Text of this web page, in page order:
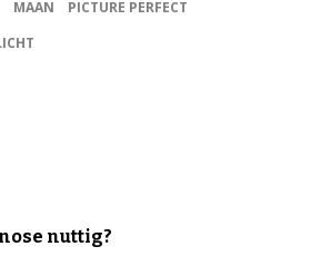
MAAN
PICTURE PERFECT
nuttig?